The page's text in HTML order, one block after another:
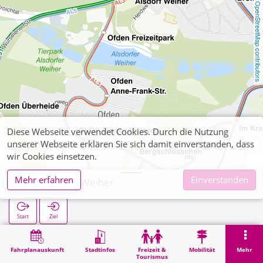
OpenStreetMap contributors
Fahrplanauskunft Stadtinfos
Freizeit &
Tourismus
Mobilität Mehr
Kellersberg Weiher
Start Ziel
Suche
Diese Webseite verwendet Cookies. Durch die Nutzung
unserer Webseite erklären Sie sich damit einverstanden, dass
wir Cookies einsetzen.
Mehr erfahren
Einverstanden